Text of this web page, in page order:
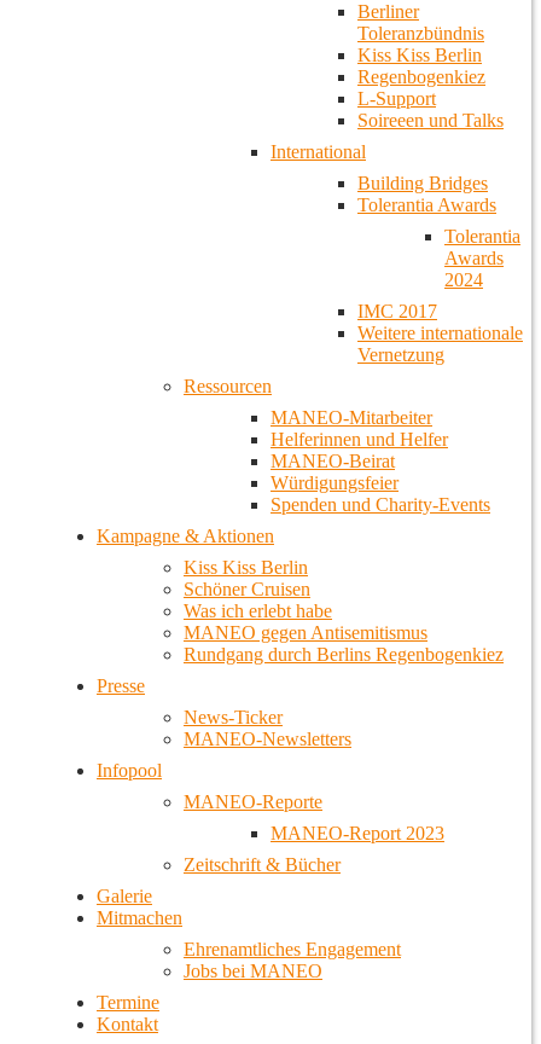
Berliner
Toleranzbündnis
Kiss Kiss Berlin
Regenbogenkiez
L-Support
Soireeen und Talks
International
Building Bridges
Tolerantia Awards
Tolerantia
Awards
2024
IMC 2017
Weitere internationale
Vernetzung
Ressourcen
MANEO-Mitarbeiter
Helferinnen und Helfer
MANEO-Beirat
Würdigungsfeier
Spenden und Charity-Events
Kampagne & Aktionen
Kiss Kiss Berlin
Schöner Cruisen
Was ich erlebt habe
MANEO gegen Antisemitismus
Rundgang durch Berlins Regenbogenkiez
Presse
News-Ticker
MANEO-Newsletters
Infopool
MANEO-Reporte
MANEO-Report 2023
Zeitschrift & Bücher
Galerie
Mitmachen
Ehrenamtliches Engagement
Jobs bei MANEO
Termine
Kontakt